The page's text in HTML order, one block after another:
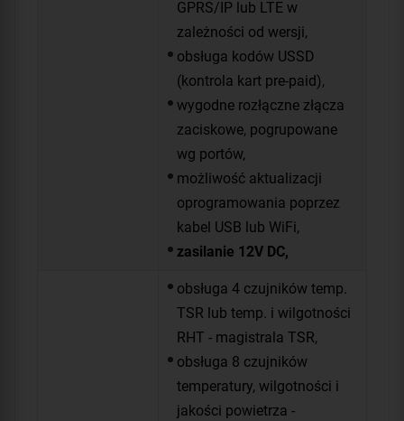
GPRS/IP lub LTE w
zależności od wersji,
obsługa kodów USSD
(kontrola kart pre-paid),
wygodne rozłączne złącza
zaciskowe, pogrupowane
wg portów,
możliwość aktualizacji
oprogramowania poprzez
kabel USB lub WiFi,
zasilanie 12V DC,
obsługa 4 czujników temp.
TSR lub temp. i wilgotności
RHT - magistrala TSR,
obsługa 8 czujników
temperatury, wilgotności i
jakości powietrza -